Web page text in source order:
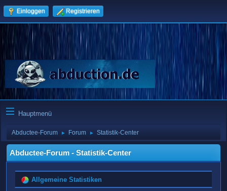
Einloggen Registrieren
Hauptmenü
Abductee-Forum ► Forum ► Statistik-Center
Abductee-Forum - Statistik-Center
Allgemeine Statistiken